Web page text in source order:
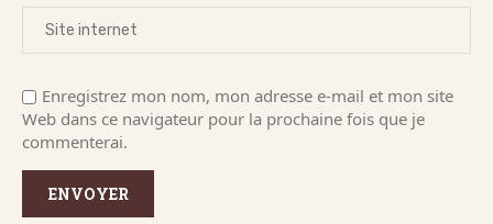
Enregistrez mon nom, mon adresse e-mail et mon site
Web dans ce navigateur pour la prochaine fois que je
commenterai.